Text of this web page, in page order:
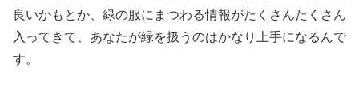
良いかもとか、緑の服にまつわる情報がたくさんたくさん
入ってきて、あなたが緑を扱うのはかなり上手になるんで
す。